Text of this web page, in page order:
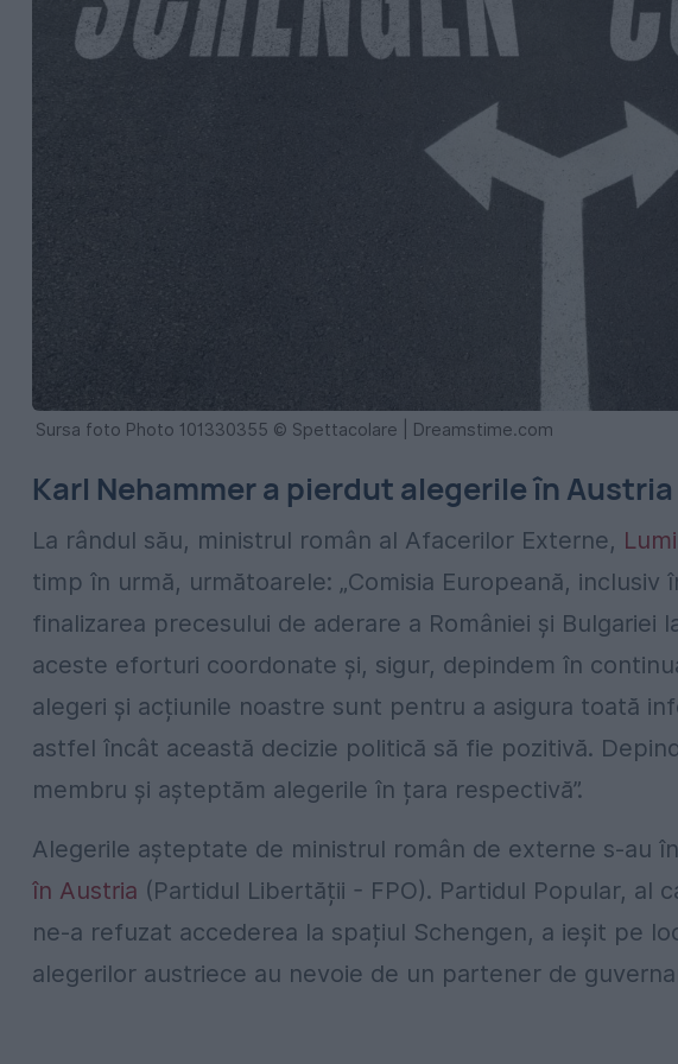
Sursa foto Photo 101330355 © Spettacolare | Dreamstime.com
Karl Nehammer a pierdut alegerile în Austria
La rândul său, ministrul român al Afacerilor Externe,
timp în urmă, următoarele: „Comisia Europeană,
finalizarea precesului de aderare a României și Bulgariei
aceste eforturi coordonate și, sigur, depindem în
alegeri și acțiunile noastre sunt pentru a asigura toată
astfel încât această decizie politică să fie pozitivă.
membru și așteptăm alegerile în țara respectivă”.
Alegerile așteptate de ministrul român de externe s-au
în Austria (Partidul Libertății - FPO). Partidul Popular, al
ne-a refuzat accederea la spațiul Schengen, a ieșit pe
alegerilor austriece au nevoie de un partener de